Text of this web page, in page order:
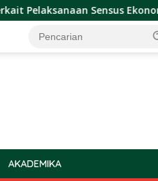
Sensus Ekonomi 2026
AKADEMIKA